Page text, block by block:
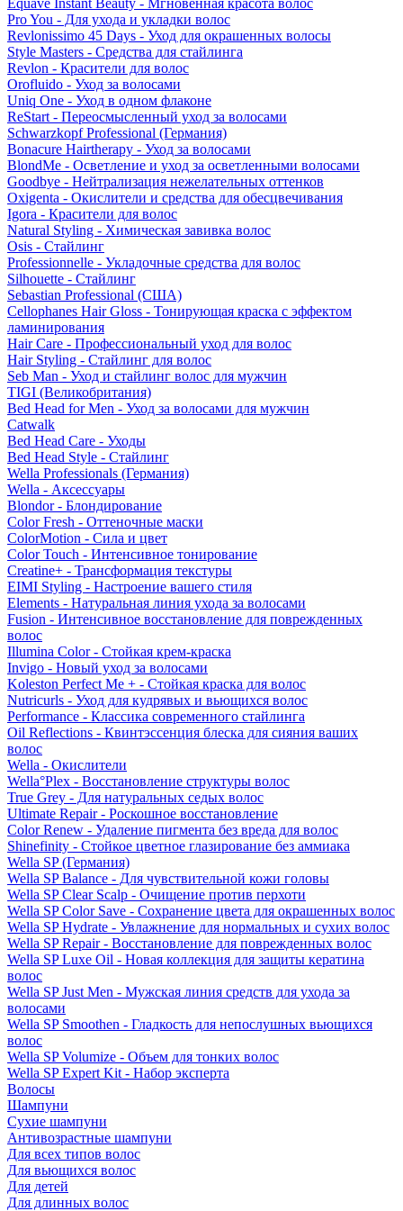
Equave Instant Beauty - Мгновенная красота волос
Pro You - Для ухода и укладки волос
Revlonissimo 45 Days - Уход для окрашенных волосы
Style Masters - Средства для стайлинга
Revlon - Красители для волос
Orofluido - Уход за волосами
Uniq One - Уход в одном флаконе
ReStart - Переосмысленный уход за волосами
Schwarzkopf Professional (Германия)
Bonacure Hairtherapy - Уход за волосами
BlondMe - Осветление и уход за осветленными волосами
Goodbye - Нейтрализация нежелательных оттенков
Oxigenta - Окислители и средства для обесцвечивания
Igora - Красители для волос
Natural Styling - Химическая завивка волос
Osis - Стайлинг
Professionnelle - Укладочные средства для волос
Silhouette - Стайлинг
Sebastian Professional (США)
Cellophanes Hair Gloss - Тонирующая краска с эффектом
ламинирования
Hair Care - Профессиональный уход для волос
Hair Styling - Стайлинг для волос
Seb Man - Уход и стайлинг волос для мужчин
TIGI (Великобритания)
Bed Head for Men - Уход за волосами для мужчин
Catwalk
Bed Head Care - Уходы
Bed Head Style - Стайлинг
Wella Professionals (Германия)
Wella - Аксессуары
Blondor - Блондирование
Color Fresh - Оттеночные маски
ColorMotion - Сила и цвет
Color Touch - Интенсивное тонирование
Creatine+ - Трансформация текстуры
EIMI Styling - Настроение вашего стиля
Elements - Натуральная линия ухода за волосами
Fusion - Интенсивное восстановление для поврежденных
волос
Illumina Color - Стойкая крем-краска
Invigo - Новый уход за волосами
Koleston Perfect Me + - Стойкая краска для волос
Nutricurls - Уход для кудрявых и вьющихся волос
Performance - Классика современного стайлинга
Oil Reflections - Квинтэссенция блеска для сияния ваших
волос
Wella - Окислители
Wella°Plex - Восстановление структуры волос
True Grey - Для натуральных седых волос
Ultimate Repair - Роскошное восстановление
Color Renew - Удаление пигмента без вреда для волос
Shinefinity - Стойкое цветное глазирование без аммиака
Wella SP (Германия)
Wella SP Balance - Для чувствительной кожи головы
Wella SP Clear Scalp - Очищение против перхоти
Wella SP Color Save - Сохранение цвета для окрашенных волос
Wella SP Hydrate - Увлажнение для нормальных и сухих волос
Wella SP Repair - Восстановление для поврежденных волос
Wella SP Luxe Oil - Новая коллекция для защиты кератина
волос
Wella SP Just Men - Мужская линия средств для ухода за
волосами
Wella SP Smoothen - Гладкость для непослушных вьющихся
волос
Wella SP Volumize - Объем для тонких волос
Wella SP Expert Kit - Набор эксперта
Волосы
Шампуни
Сухие шампуни
Антивозрастные шампуни
Для всех типов волос
Для вьющихся волос
Для детей
Для длинных волос